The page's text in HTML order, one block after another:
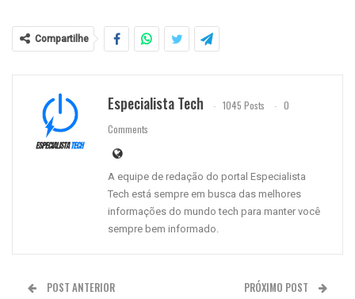
Compartilhe
Especialista Tech 1045 Posts
0
Comments
A equipe de redação do portal Especialista
Tech está sempre em busca das melhores
informações do mundo tech para manter você
sempre bem informado.
POST ANTERIOR PRÓXIMO POST